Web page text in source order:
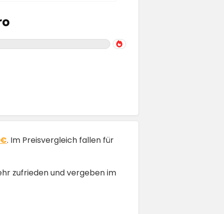
. Im Preisvergleich fallen für
zufrieden und vergeben im